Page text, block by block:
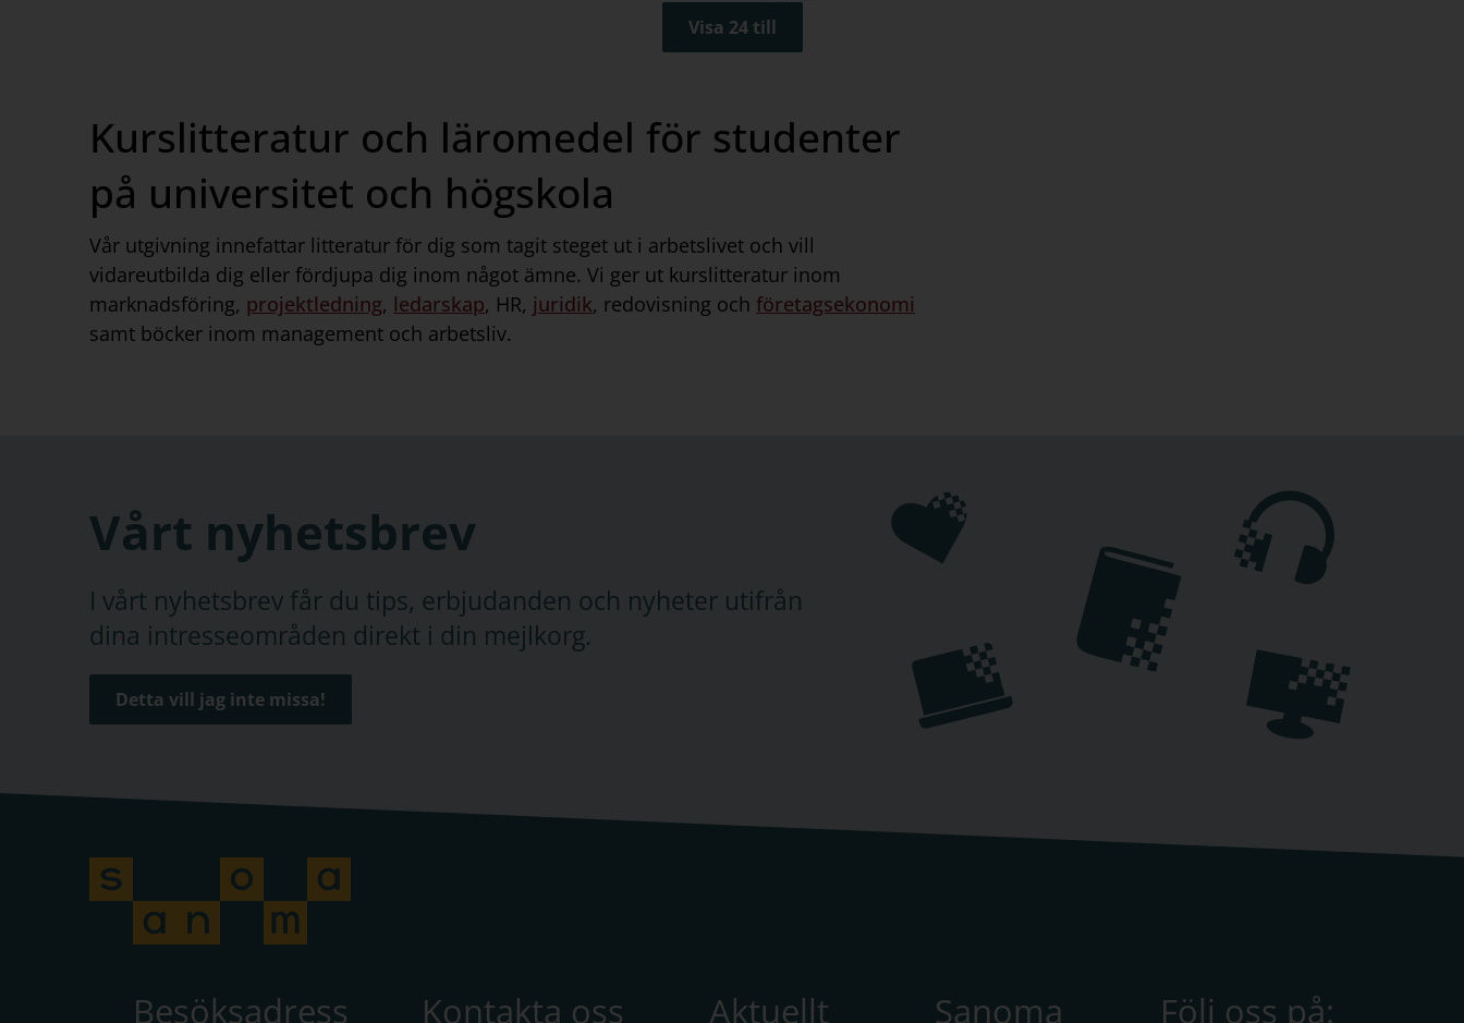
Visa 24 till
Kurslitteratur och läromedel för studenter
på universitet och högskola
Vår utgivning innefattar litteratur för dig som tagit steget ut i arbetslivet och vill
vidareutbilda dig eller fördjupa dig inom något ämne. Vi ger ut kurslitteratur inom
marknadsföring, projektledning, ledarskap, HR, juridik, redovisning och företagsekonomi
samt böcker inom management och arbetsliv.
Vårt nyhetsbrev
I vårt nyhetsbrev får du tips, erbjudanden och nyheter utifrån
dina intresseområden direkt i din mejlkorg.
Detta vill jag inte missa!
Besöksadress Kontakta oss Aktuellt Sanoma Följ oss på: